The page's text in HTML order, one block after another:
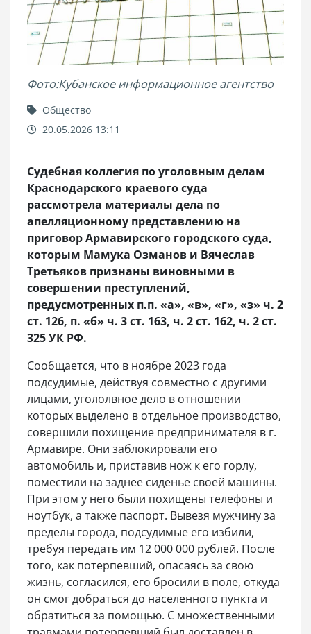
Фото:Кубанское информационное агентство
Общество
20.05.2026 13:11
Судебная коллегия по уголовным делам
Краснодарского краевого суда
рассмотрела материалы дела по
апелляционному представлению на
приговор Армавирского городского суда,
которым Мамука Озманов и Вячеслав
Третьяков признаны виновными в
совершении преступлений,
предусмотренных п.п. «а», «в», «г», «з» ч. 2
ст. 126, п. «б» ч. 3 ст. 163, ч. 2 ст. 162, ч. 2 ст.
325 УК РФ.
Сообщается, что в ноябре 2023 года
подсудимые, действуя совместно с другими
лицами, угололвное дело в отношении
которых выделено в отдельное производство,
совершили похищение предпринимателя в г.
Армавире. Они заблокировали его
автомобиль и, приставив нож к его горлу,
поместили на заднее сиденье своей машины.
При этом у него были похищены телефоны и
ноутбук, а также паспорт. Вывезя мужчину за
пределы города, подсудимые его избили,
требуя передать им 12 000 000 рублей. После
того, как потерпевший, опасаясь за свою
жизнь, согласился, его бросили в поле, откуда
он смог добраться до населенного пункта и
обратиться за помощью. С множественными